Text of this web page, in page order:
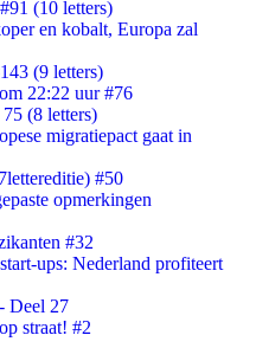
(10 letters)
en kobalt, Europa zal
(9 letters)
22:22 uur #76
(8 letters)
migratiepact gaat in
#50
opmerkingen
#32
ups: Nederland profiteert
Deel 27
straat! #2